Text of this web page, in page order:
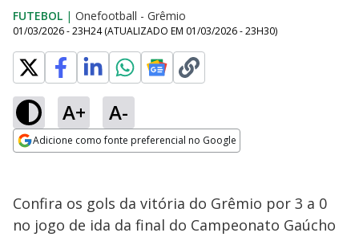
FUTEBOL | Onefootball - Grêmio
01/03/2026 - 23H24 (ATUALIZADO EM 01/03/2026 - 23H30)
A+ A-
Adicione como fonte preferencial no Google
Confira os gols da vitória do Grêmio por 3 a 0
no jogo de ida da final do Campeonato Gaúcho